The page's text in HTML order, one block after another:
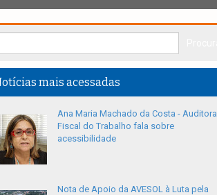
mais acessadas
Ana Maria Machado da Costa - Auditora
Fiscal do Trabalho fala sobre
acessibilidade
Nota de Apoio da AVESOL à Luta pela